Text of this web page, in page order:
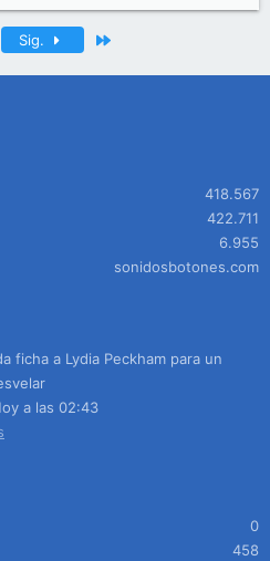
Sig.
418.567
422.711
6.955
sonidosbotones.com
ficha a Lydia Peckham para un
a las 02:43
0
458